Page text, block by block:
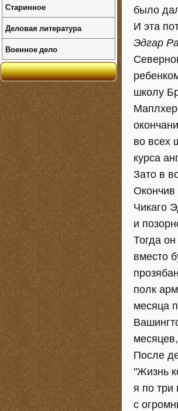
было
И эта
Эдгар
школу
во всех
курса
Зато в
Окончив
Чикаго
и
Тогда
вместо
полк
месяца
После
"Жизнь
я по три
с
Старинное
Деловая литература
Военное дело